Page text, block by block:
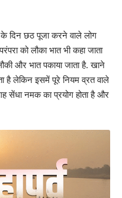
दिन छठ पूजा करने वाले लोग
को लौका भात भी कहा जाता
और भात पकाया जाता है. खाने
है लेकिन इसमें पूरे नियम व्रत वाले
सेंधा नमक का प्रयोग होता है और